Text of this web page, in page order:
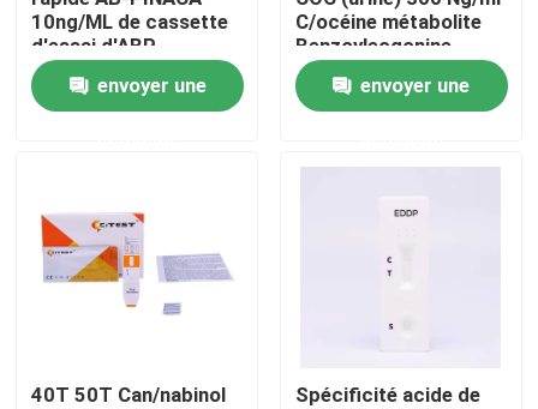
Contrôle de qualité
Contactez-nous
Kit rapide d'essai d'antigène de Covid 19
Kit d'essai d'anticorps de Covid 19
Kit d'essai de la santé des femmes
10ng/ML de cassette
d'essai d'ABP
envoyer une
C/océine métabolite
Benzoylecgonine
envoyer une
40T 50T Can/nabinol
Spécificité acide de